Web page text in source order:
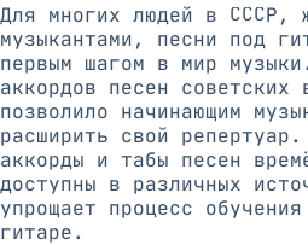
Для многих людей в СССР,
музыкантами, песни под
первым шагом в мир
аккордов песен советских
позволило начинающим
расширить свой репертуар.
аккорды и табы песен
доступны в различных
упрощает процесс
гитаре.